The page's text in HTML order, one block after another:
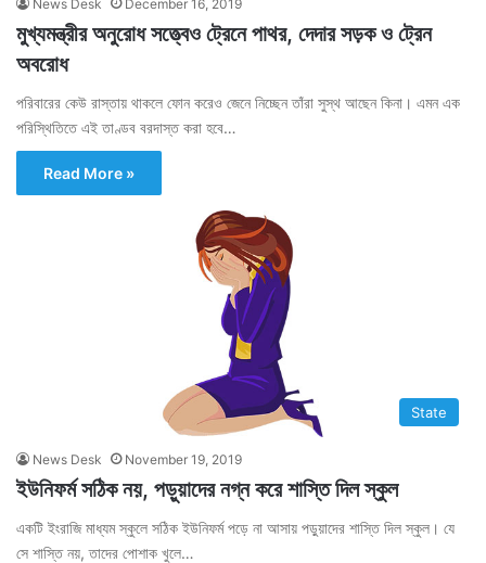
News Desk December 16, 2019
মুখ্যমন্ত্রীর অনুরোধ সত্ত্বেও ট্রেনে পাথর, দেদার সড়ক ও ট্রেন
অবরোধ
পরিবারের কেউ রাস্তায় থাকলে ফোন করেও জেনে নিচ্ছেন তাঁরা সুস্থ আছেন কিনা। এমন এক
পরিস্থিতিতে এই তাণ্ডব বরদাস্ত করা হবে…
Read More »
State
News Desk November 19, 2019
ইউনিফর্ম সঠিক নয়, পড়ুয়াদের নগ্ন করে শাস্তি দিল স্কুল
একটি ইংরাজি মাধ্যম স্কুলে সঠিক ইউনিফর্ম পড়ে না আসায় পড়ুয়াদের শাস্তি দিল স্কুল। যে
সে শাস্তি নয়, তাদের পোশাক খুলে…